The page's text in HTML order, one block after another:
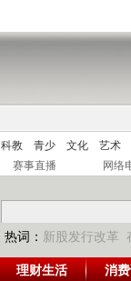
科教 青少 文化
艺术
赛事直播 网络
热词： 新股发行改革
理财生活 消